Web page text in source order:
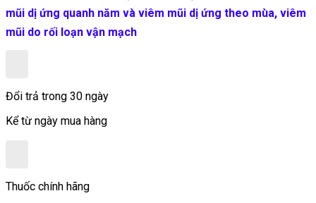
mũi dị ứng quanh năm và viêm mũi dị ứng theo mùa, viêm
mũi do rối loạn vận mạch
Đổi trả trong 30 ngày
Kể từ ngày mua hàng
Thuốc chính hãng